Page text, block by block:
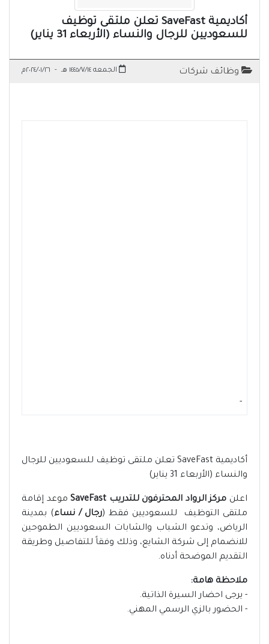
أكاديمية SaveFast تعلن ملتقى توظيف
للسعوديين للرجال والنساء (الأربعاء 31 يناير)
وظائف شركات الجمعه ١٤٤٥/٧/١٤ هـ - ٢٠٢٤/٠١/٢٦م
-
أكاديمية SaveFast تعلن ملتقى توظيف للسعوديين للرجال
والنساء (الأربعاء 31 يناير)
اعلن مركز الرواد المحترفون للتدريب SaveFast
موعد إقامة
ملتقى التوظيف للسعوديين فقط (رجال / نساء) بمدينة
الرياض، وتدعو الشباب والشابات السعوديين الطموحين
للانضمام إلى شركة الشايع، وذلك وفقاً للتفاصيل وطريقة
التقديم الموضحة أدناه.
ملاحظة هامة:
- يرجى احضار السيرة الذاتية.
- الحضور بالزي الرسمي المهني.